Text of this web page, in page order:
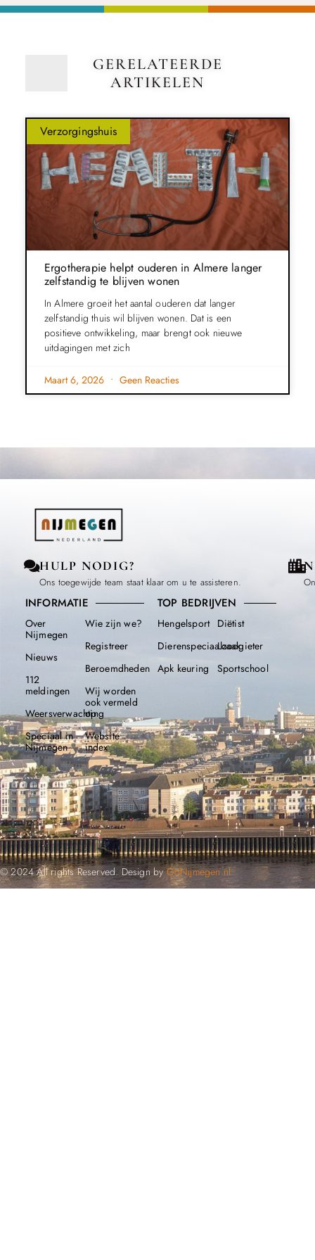
GERELATEERDE
ARTIKELEN
Verzorgingshuis
Ergotherapie helpt ouderen in Almere langer
zelfstandig te blijven wonen
In Almere groeit het aantal ouderen dat langer
zelfstandig thuis wil blijven wonen. Dat is een
positieve ontwikkeling, maar brengt ook nieuwe
uitdagingen met zich
Maart 6, 2026 Geen Reacties
HULP NODIG?
Ons toegewijde team staat klaar om u te assisteren.
INFORMATIE
Over
Nijmegen
Nieuws
112
meldingen
Weersverwachting
Speciaal in
Nijmegen
Wie zijn we?
Registreer
Beroemdheden​
Wij worden
ook vermeld
op
Website
index
TOP BEDRIJVEN
Hengelsport
Dierenspeciaalzaak
Apk keuring
Diëtist
Loodgieter
Sportschool
© 2024 All rights Reserved. Design byGoNijmegen.nl